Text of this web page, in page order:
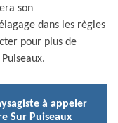
son
dans les règles
pour plus de
à appeler
Sur Puiseaux